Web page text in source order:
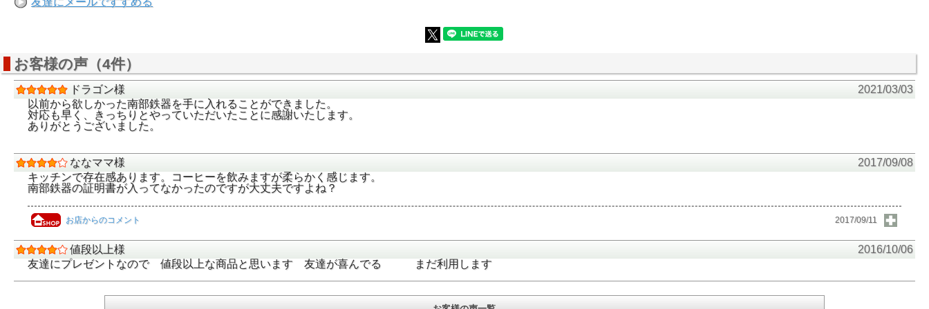
お客様の声（4件）
ドラゴン様
2021/03/03
以前から欲しかった南部鉄器を手に入れることができました。
対応も早く、きっちりとやっていただいたことに感謝いたします。
ありがとうございました。
ななママ様
2017/09/08
キッチンで存在感あります。コーヒーを飲みますが柔らかく感じます。
南部鉄器の証明書が入ってなかったのですが大丈夫ですよね？
お店からのコメント 2017/09/11
値段以上様
2016/10/06
友達にプレゼントなので 値段以上な商品と思います 友達が喜んでる まだ利用します